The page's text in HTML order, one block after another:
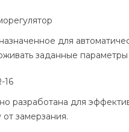
для
заданные
16
разработана для
замерзания.